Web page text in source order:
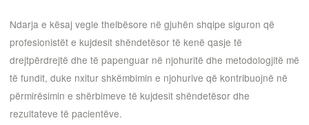
Ndarja e kësaj vegle thelbësore në gjuhën shqipe siguron që
profesionistët e kujdesit shëndetësor të kenë qasje të
drejtpërdrejtë dhe të papenguar në njohuritë dhe metodologjitë më
të fundit, duke nxitur shkëmbimin e njohurive që kontribuojnë në
përmirësimin e shërbimeve të kujdesit shëndetësor dhe
rezultateve të pacientëve.